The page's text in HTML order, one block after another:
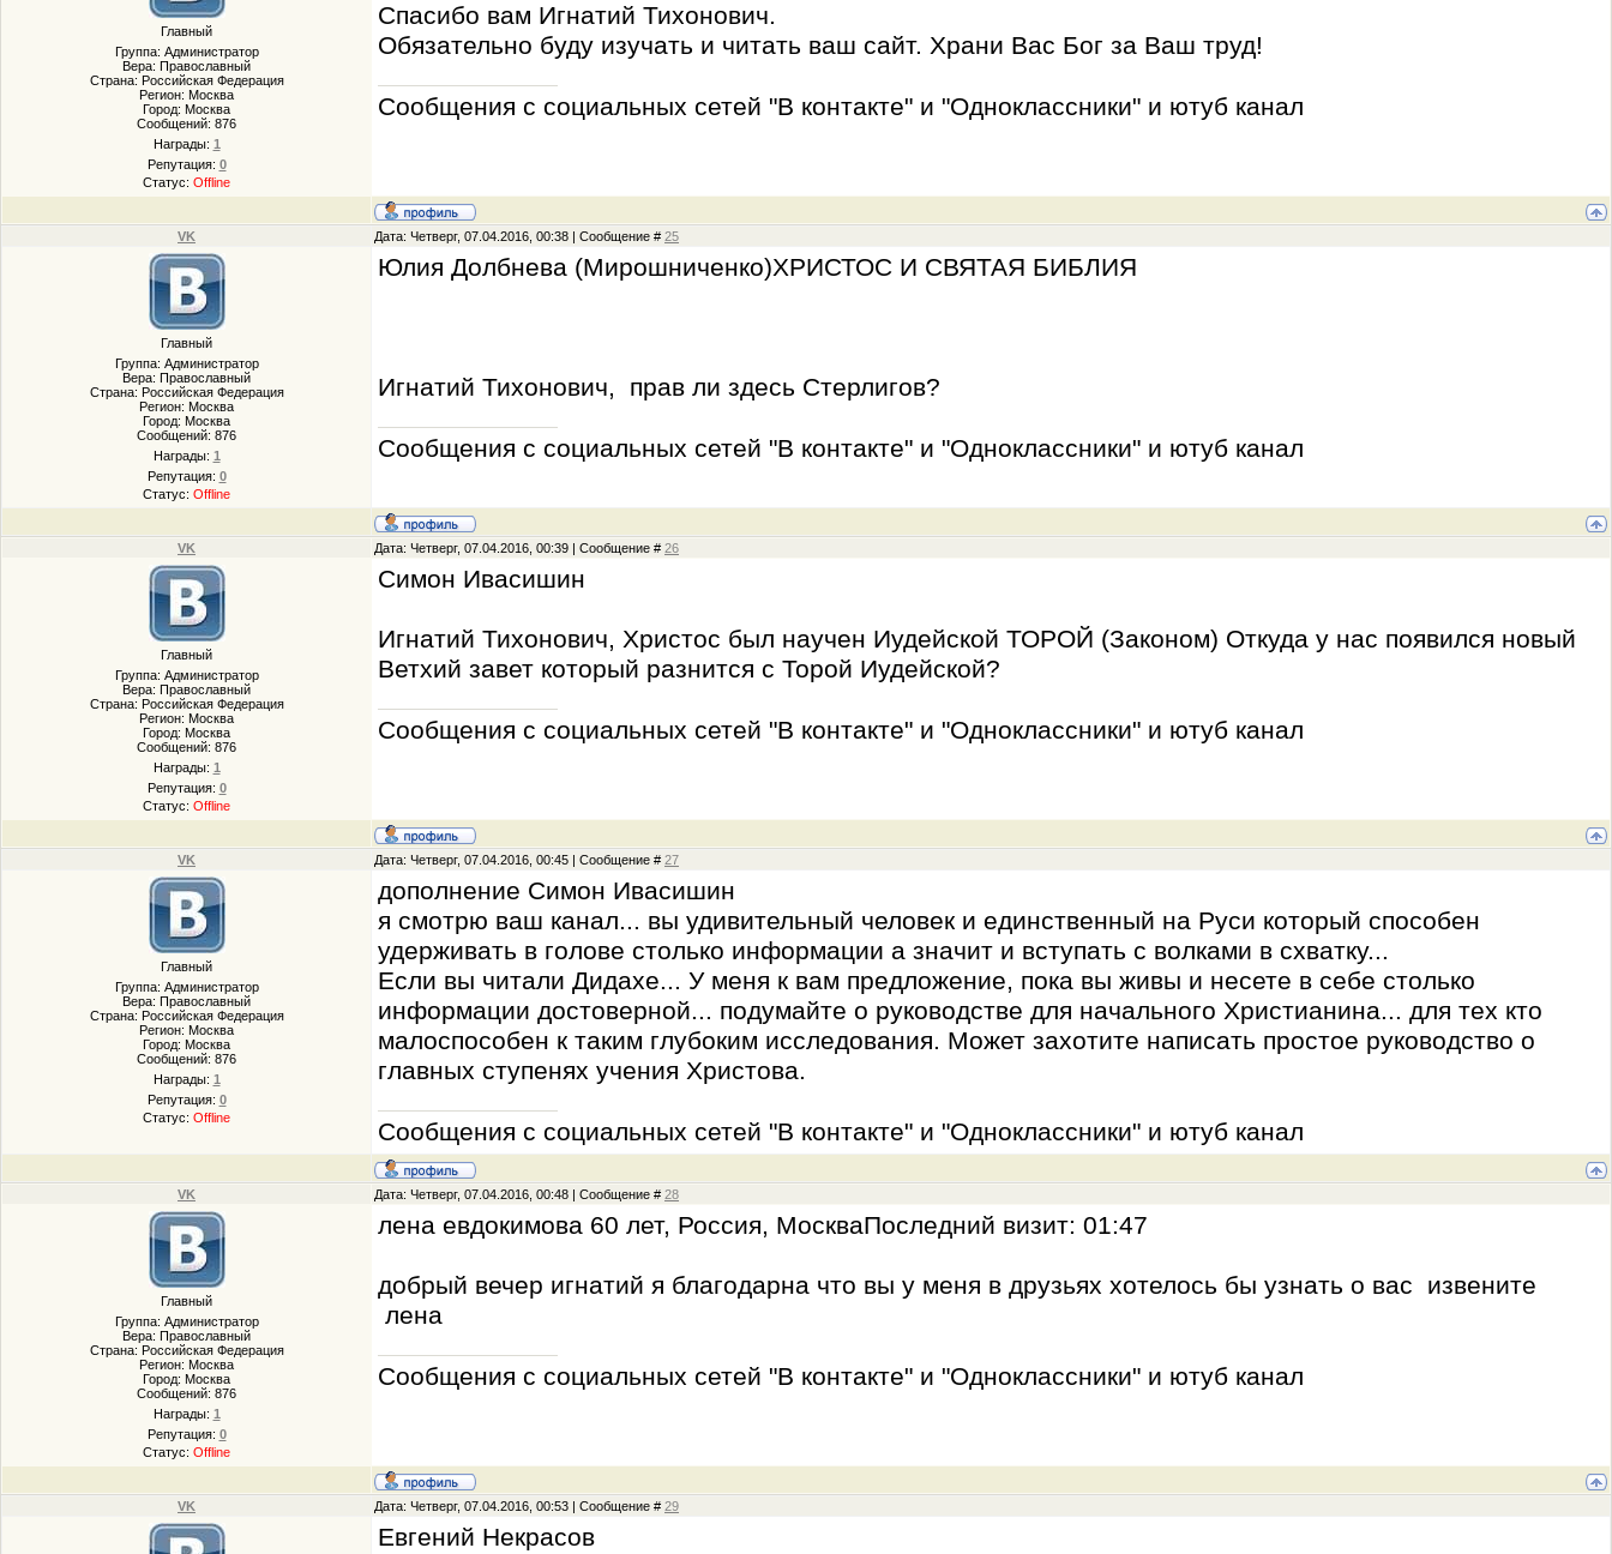
Главный
Группа: Администратор
Вера: Православный
Страна: Российская Федерация
Регион: Москва
Город: Москва
Сообщений: 876
Награды: 1
Репутация: 0
Статус: Offline
Спасибо вам Игнатий Тихонович.
Обязательно буду изучать и читать ваш сайт. Храни Вас Бог за Ваш труд!
Сообщения с социальных сетей "В контакте" и "Одноклассники" и ютуб канал
VK Дата: Четверг, 07.04.2016, 00:38 | Сообщение # 25
Главный
Группа: Администратор
Вера: Православный
Страна: Российская Федерация
Регион: Москва
Город: Москва
Сообщений: 876
Награды: 1
Репутация: 0
Статус: Offline
Юлия Долбнева (Мирошниченко)ХРИСТОС И СВЯТАЯ БИБЛИЯ
Игнатий Тихонович, прав ли здесь Стерлигов?
Сообщения с социальных сетей "В контакте" и "Одноклассники" и ютуб канал
VK Дата: Четверг, 07.04.2016, 00:39 | Сообщение # 26
Главный
Группа: Администратор
Вера: Православный
Страна: Российская Федерация
Регион: Москва
Город: Москва
Сообщений: 876
Награды: 1
Репутация: 0
Статус: Offline
Симон Ивасишин
Игнатий Тихонович, Христос был научен Иудейской ТОРОЙ (Законом) Откуда у нас появился новый
Ветхий завет который разнится с Торой Иудейской?
Сообщения с социальных сетей "В контакте" и "Одноклассники" и ютуб канал
VK Дата: Четверг, 07.04.2016, 00:45 | Сообщение # 27
Главный
Группа: Администратор
Вера: Православный
Страна: Российская Федерация
Регион: Москва
Город: Москва
Сообщений: 876
Награды: 1
Репутация: 0
Статус: Offline
дополнение Симон Ивасишин
я смотрю ваш канал... вы удивительный человек и единственный на Руси который способен
удерживать в голове столько информации а значит и вступать с волками в схватку...
Если вы читали Дидахе... У меня к вам предложение, пока вы живы и несете в себе столько
информации достоверной... подумайте о руководстве для начального Христианина... для тех кто
малоспособен к таким глубоким исследования. Может захотите написать простое руководство о
главных ступенях учения Христова.
Сообщения с социальных сетей "В контакте" и "Одноклассники" и ютуб канал
VK Дата: Четверг, 07.04.2016, 00:48 | Сообщение # 28
Главный
Группа: Администратор
Вера: Православный
Страна: Российская Федерация
Регион: Москва
Город: Москва
Сообщений: 876
Награды: 1
Репутация: 0
Статус: Offline
лена евдокимова 60 лет, Россия, МоскваПоследний визит: 01:47
добрый вечер игнатий я благодарна что вы у меня в друзьях хотелось бы узнать о вас извените
лена
Сообщения с социальных сетей "В контакте" и "Одноклассники" и ютуб канал
VK Дата: Четверг, 07.04.2016, 00:53 | Сообщение # 29
Евгений Некрасов